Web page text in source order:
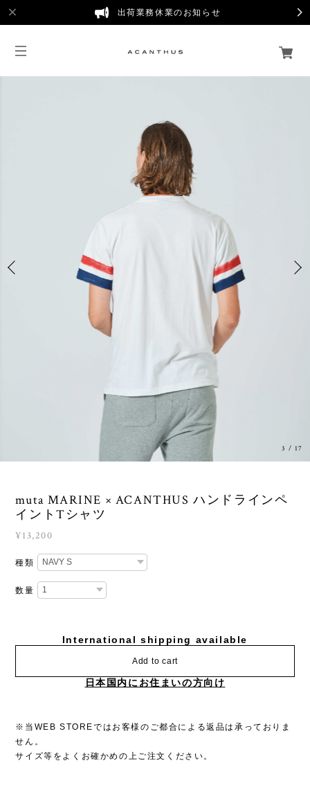
出荷業務休業のお知らせ
3 / 17
muta MARINE × ACANTHUS ハンドラインペ
イントTシャツ
¥13,200
種類
数量
International shipping available
Add to cart
日本国内にお住まいの方向け
※当WEB STOREではお客様のご都合による返品は承っておりま
せん。
サイズ等をよくお確かめの上ご注文ください。